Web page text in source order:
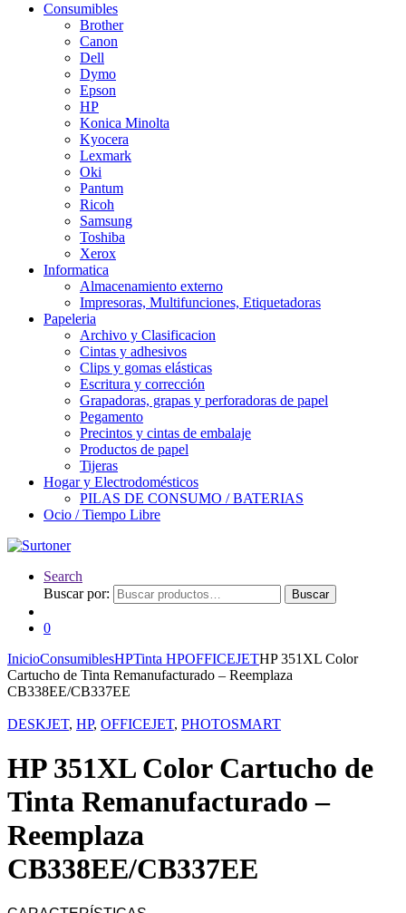
Consumibles
Brother
Canon
Dell
Dymo
Epson
HP
Konica Minolta
Kyocera
Lexmark
Oki
Pantum
Ricoh
Samsung
Toshiba
Xerox
Informatica
Almacenamiento externo
Impresoras, Multifunciones, Etiquetadoras
Papeleria
Archivo y Clasificacion
Cintas y adhesivos
Clips y gomas elásticas
Escritura y corrección
Grapadoras, grapas y perforadoras de papel
Pegamento
Precintos y cintas de embalaje
Productos de papel
Tijeras
Hogar y Electrodomésticos
PILAS DE CONSUMO / BATERIAS
Ocio / Tiempo Libre
Search
Buscar por:
Buscar
0
InicioConsumiblesHPTinta HPOFFICEJETHP 351XL Color
Cartucho de Tinta Remanufacturado – Reemplaza
CB338EE/CB337EE
DESKJET, HP, OFFICEJET, PHOTOSMART
HP 351XL Color Cartucho de
Tinta Remanufacturado –
Reemplaza
CB338EE/CB337EE